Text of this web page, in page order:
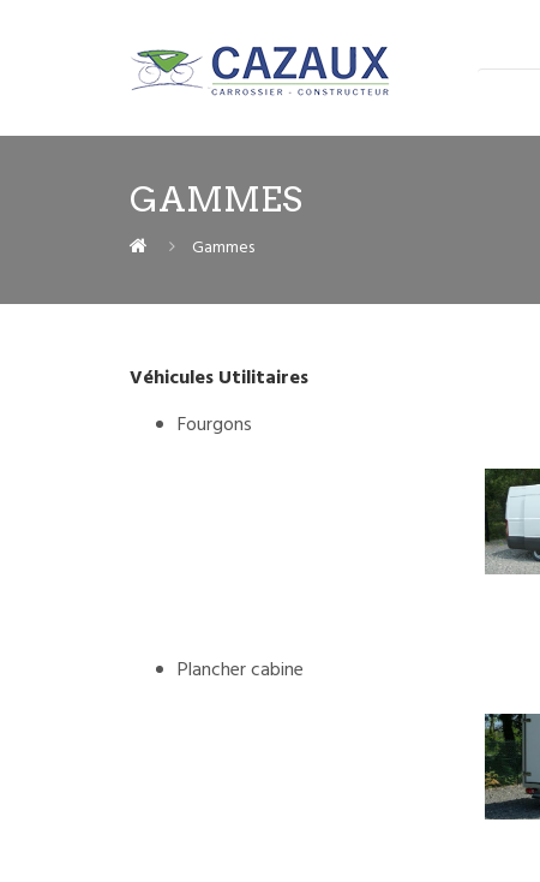
GAMMES
Gammes
Véhicules Utilitaires
Fourgons
Plancher cabine